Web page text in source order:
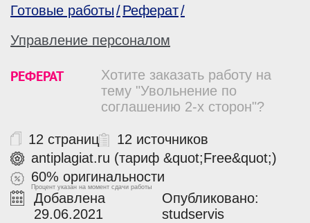
Готовые работы
Реферат
Управление персоналом
РЕФЕРАТ
Хотите заказать работу на
тему "Увольнение по
соглашению 2-х сторон"?
12 страниц
12 источников
antiplagiat.ru (тариф &quot;Free&quot;)
60% оригинальности
Процент указан на момент сдачи работы
Добавлена
29.06.2021
Опубликовано:
studservis